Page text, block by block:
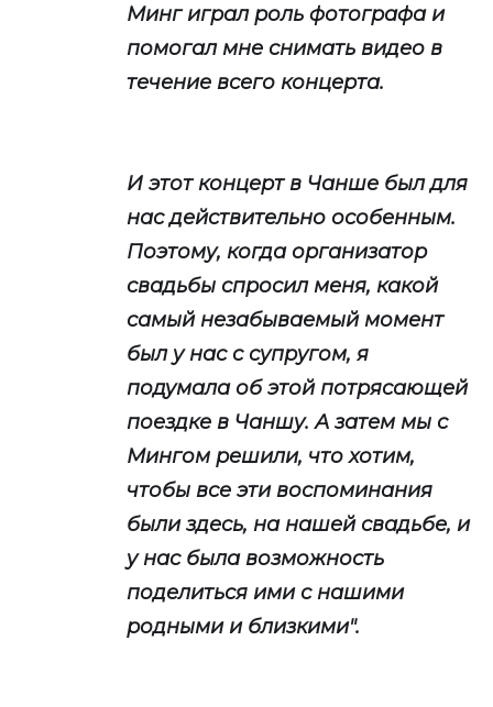
Минг играл роль фотографа и
помогал мне снимать видео в
течение всего концерта.
И этот концерт в Чанше был для
нас действительно особенным.
Поэтому, когда организатор
свадьбы спросил меня, какой
самый незабываемый момент
был у нас с супругом, я
подумала об этой потрясающей
поездке в Чаншу. А затем мы с
Мингом решили, что хотим,
чтобы все эти воспоминания
были здесь, на нашей свадьбе, и
у нас была возможность
поделиться ими с нашими
родными и близкими".